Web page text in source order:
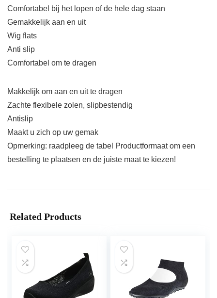
Comfortabel bij het lopen of de hele dag staan
Gemakkelijk aan en uit
Wig flats
Anti slip
Comfortabel om te dragen
Makkelijk om aan en uit te dragen
Zachte flexibele zolen, slipbestendig
Antislip
Maakt u zich op uw gemak
Opmerking: raadpleeg de tabel Productformaat om een
bestelling te plaatsen en de juiste maat te kiezen!
Related Products